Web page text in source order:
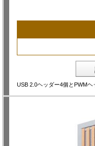
USB 2.0ヘッダー4個とPWM